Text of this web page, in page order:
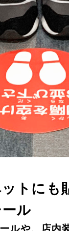
ットに
ル
ルや、店内